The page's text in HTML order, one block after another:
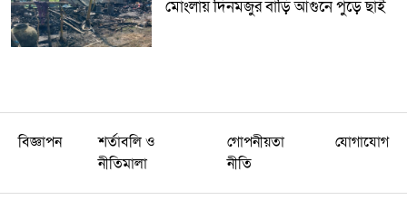
মোংলায় দিনমজুর বাড়ি আগুনে পুড়ে ছাই
বিজ্ঞাপন
শর্তাবলি ও
নীতিমালা
গোপনীয়তা
নীতি
যোগাযোগ